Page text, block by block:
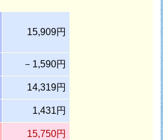
15,909円
－1,590円
14,319円
1,431円
15,750円